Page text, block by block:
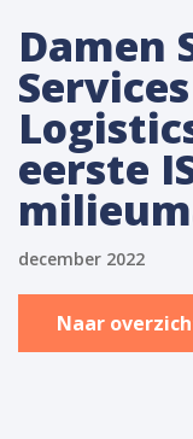
Damen
eerste
december 2022
Naar